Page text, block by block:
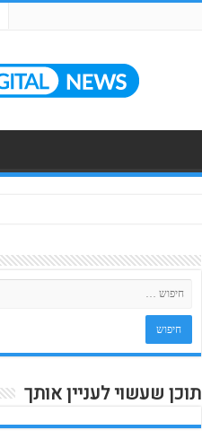
תוכן שעשוי לעניין אותך